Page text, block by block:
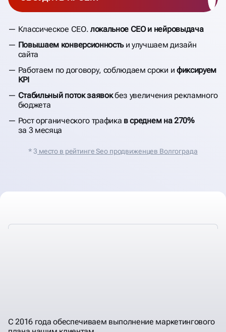
Классическое СЕО. локальное CEO и нейровыдача
Повышаем конверсионностьи улучшаем дизайн
сайта
Работаем по договору, соблюдаем сроки и фиксируем
KPI
Стабильный поток заявокбез увеличения рекламного
бюджета
Рост органического трафика в среднем на 270%
за 3 месяца
* 3 место в рейтинге Seo продвиженцев Волгограда
ИНВЕСТИЦИИ
ПОНЯТНЫМ ЯЗЫКОМ
С 2016 года обеспечиваем выполнение маркетингового